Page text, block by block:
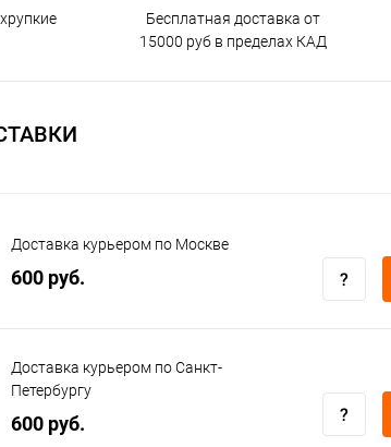
Бесплатная доставка от
15000 руб в пределах КАД
Доставка курьером по Москве
600 руб.
Доставка курьером по Санкт-
Петербургу
600 руб.